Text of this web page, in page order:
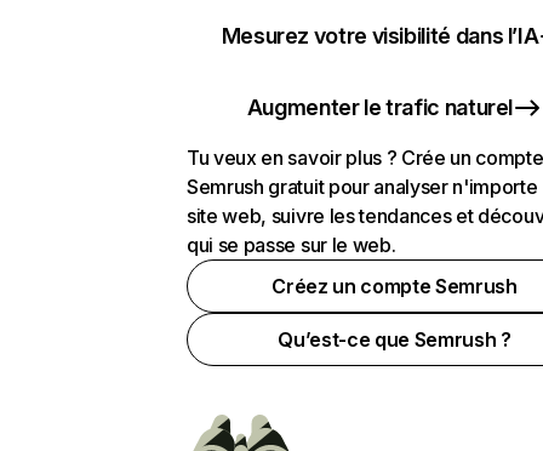
Mesurez votre visibilité dans l’IA
Augmenter le trafic naturel
Tu veux en savoir plus ? Crée un compte
Semrush gratuit pour analyser n'importe
site web, suivre les tendances et
qui se passe sur le web.
Créez un compte Semrush
Qu’est-ce que Semrush ?